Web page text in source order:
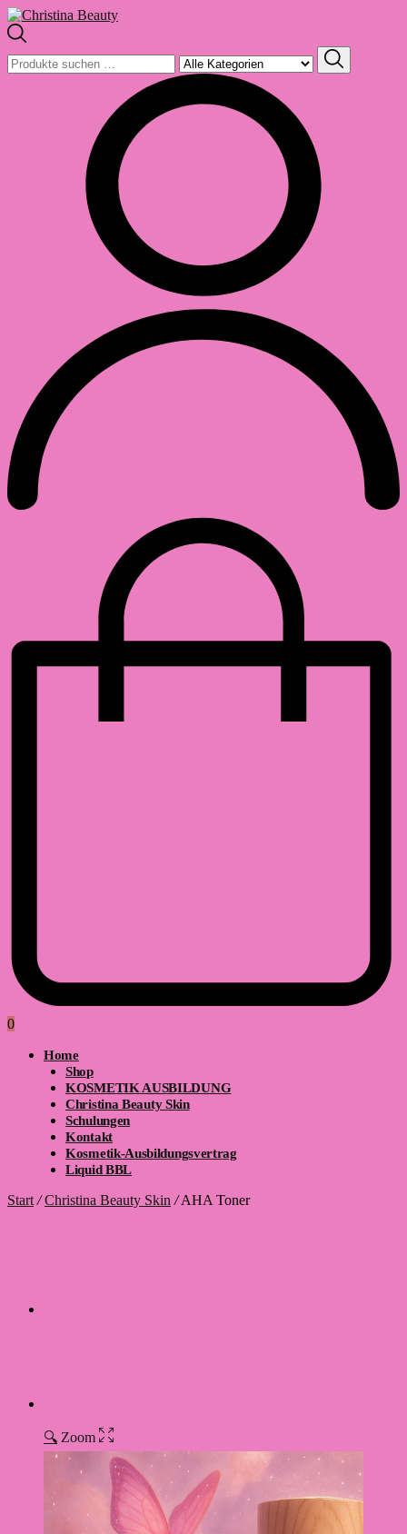
Suchen
nach:
0
Home
Shop
KOSMETIK AUSBILDUNG
Christina Beauty Skin
Schulungen
Kontakt
Kosmetik-Ausbildungsvertrag
Liquid BBL
Start / Christina Beauty Skin /AHA Toner
🔍 Zoom